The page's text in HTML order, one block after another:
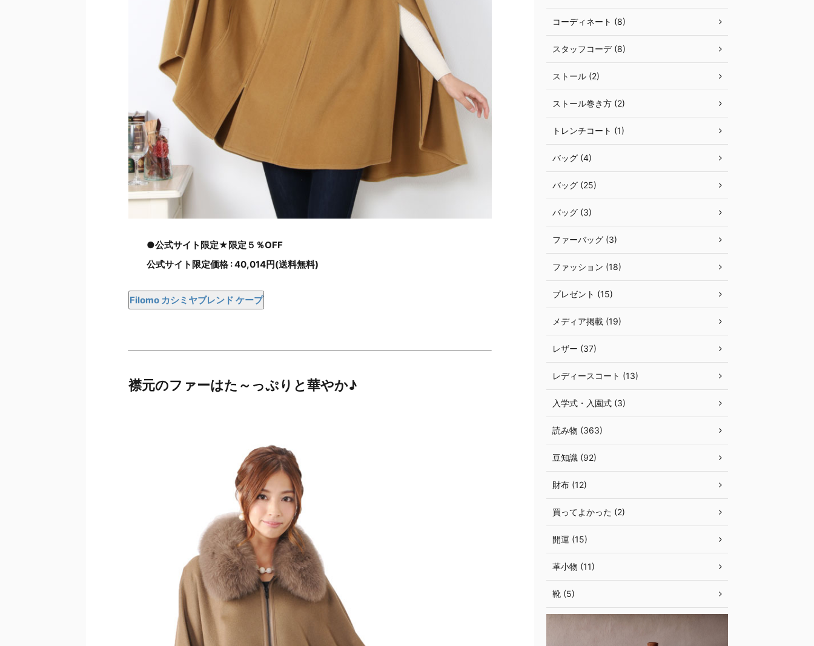
●公式サイト限定★限定５％OFF
公式サイト限定価格 : 40,014円(送料無料)
Filomo カシミヤブレンド ケープ
襟元のファーはた～っぷりと華やか♪
コーディネート (8)
スタッフコーデ (8)
ストール (2)
ストール巻き方 (2)
トレンチコート (1)
バッグ (4)
バッグ (25)
バッグ (3)
ファーバッグ (3)
ファッション (18)
プレゼント (15)
メディア掲載 (19)
レザー (37)
レディースコート (13)
入学式・入園式 (3)
読み物 (363)
豆知識 (92)
財布 (12)
買ってよかった (2)
開運 (15)
革小物 (11)
靴 (5)